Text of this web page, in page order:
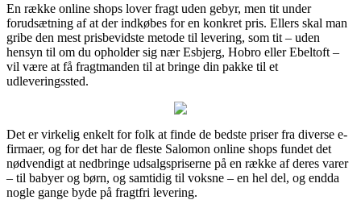
En række online shops lover fragt uden gebyr, men tit under
forudsætning af at der indkøbes for en konkret pris. Ellers skal man
gribe den mest prisbevidste metode til levering, som tit – uden
hensyn til om du opholder sig nær Esbjerg, Hobro eller Ebeltoft –
vil være at få fragtmanden til at bringe din pakke til et
udleveringssted.
Det er virkelig enkelt for folk at finde de bedste priser fra diverse e-
firmaer, og for det har de fleste Salomon online shops fundet det
nødvendigt at nedbringe udsalgspriserne på en række af deres varer
– til babyer og børn, og samtidig til voksne – en hel del, og endda
nogle gange byde på fragtfri levering.